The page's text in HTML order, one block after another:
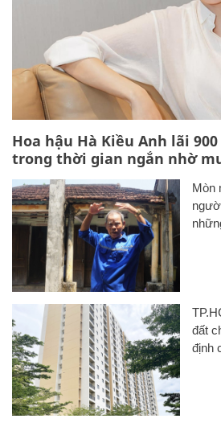
Hoa hậu Hà Kiều Anh lãi
trong thời gian ngắn nhờ
Mòn
đất
định